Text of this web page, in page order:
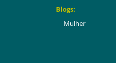
Blogs:
Mulher